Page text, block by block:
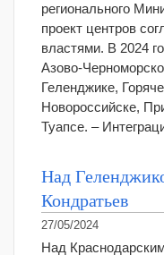
регионального
проект центров
властями. В 2024
Азово-
Геленджике,
Новороссийске,
Туапсе. –
Над
Кондратьев
27/05/2024
Над